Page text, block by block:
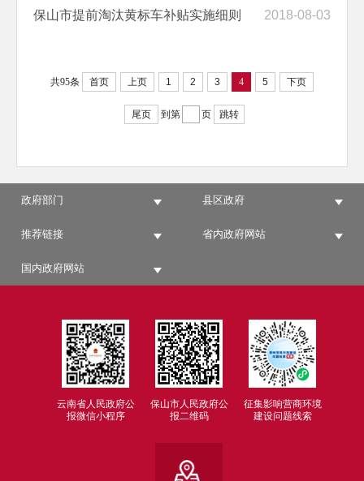
保山市提前淘汰黄标车补贴实施细则 2018-08-03
共95条 首页 上页 1 2 3 4 5 下页
尾页 到第 页 跳转
政府部门 县区政府
推荐链接 省内政府网站
国内政府网站
云南省人民政府公
报微信小程序
保山市人民政府公
报二维码
征集影响营商环境
建设问题线索